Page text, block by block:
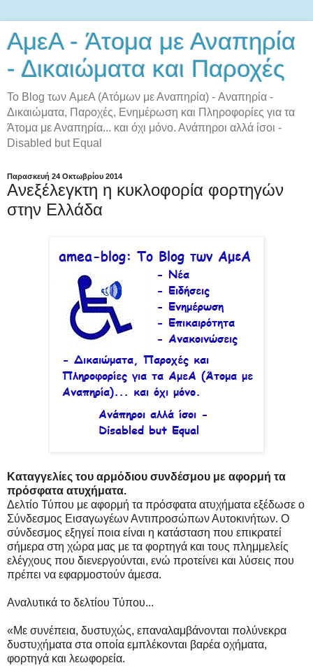
AμεA - Άτομα με Αναπηρία
- Δικαιώματα και Παροχές
Το Blog των AμεA (Ατόμων με Αναπηρία) - Αναπηρία -
Δικαιώματα, Παροχές, Ενημέρωση και Πληροφορίες για τα
Άτομα με Αναπηρία... και όχι μόνο. Ανάπηροι αλλά ίσοι -
Disabled but Equal
Παρασκευή 24 Οκτωβρίου 2014
Ανεξέλεγκτη η κυκλοφορία φορτηγών
στην Ελλάδα
Καταγγελίες του αρμόδιου συνδέσμου με αφορμή τα
πρόσφατα ατυχήματα.
Δελτίο Τύπου με αφορμή τα πρόσφατα ατυχήματα εξέδωσε ο
Σύνδεσμος Εισαγωγέων Αντιπροσώπων Αυτοκινήτων. Ο
σύνδεσμος εξηγεί ποια είναι η κατάσταση που επικρατεί
σήμερα στη χώρα μας με τα φορτηγά και τους πλημμελείς
ελέγχους που διενεργούνται, ενώ προτείνει και λύσεις που
πρέπει να εφαρμοστούν άμεσα.
Αναλυτικά το δελτίου Τύπου...
«Με συνέπεια, δυστυχώς, επαναλαμβάνονται πολύνεκρα
δυστυχήματα στα οποία εμπλέκονται βαρέα οχήματα,
φορτηγά και λεωφορεία.